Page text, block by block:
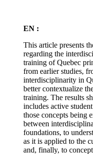
EN :
This article presents
regarding the
training of Quebec
from earlier studies,
interdisciplinarity in
better contextualize
training. The results
includes active
those concepts being
between
foundations, to
as it is applied to the
and, finally, to